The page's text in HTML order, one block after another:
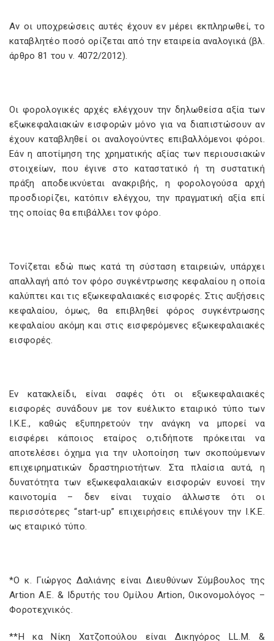
Αν οι υποχρεώσεις αυτές έχουν εν μέρει εκπληρωθεί, το
καταβλητέο ποσό ορίζεται από την εταιρεία αναλογικά (βλ.
άρθρο 81 του ν. 4072/2012).
Οι φορολογικές αρχές ελέγχουν την δηλωθείσα αξία των
εξωκεφαλαιακών εισφορών μόνο για να διαπιστώσουν αν
έχουν καταβληθεί οι αναλογούντες επιβαλλόμενοι φόροι.
Εάν η αποτίμηση της χρηματικής αξίας των περιουσιακών
στοιχείων, που έγινε στο καταστατικό ή τη συστατική
πράξη αποδεικνύεται ανακριβής, η φορολογούσα αρχή
προσδιορίζει, κατόπιν ελέγχου, την πραγματική αξία επί
της οποίας θα επιβάλλει τον φόρο.
Τονίζεται εδώ πως κατά τη σύσταση εταιρειών, υπάρχει
απαλλαγή από τον φόρο συγκέντρωσης κεφαλαίου η οποία
καλύπτει και τις εξωκεφαλαιακές εισφορές. Στις αυξήσεις
κεφαλαίου, όμως, θα επιβληθεί φόρος συγκέντρωσης
κεφαλαίου ακόμη και στις εισφερόμενες εξωκεφαλαιακές
εισφορές.
Εν κατακλείδι, είναι σαφές ότι οι εξωκεφαλαιακές
εισφορές συνάδουν με τον ευέλικτο εταιρικό τύπο των
Ι.Κ.Ε., καθώς εξυπηρετούν την ανάγκη να μπορεί να
εισφέρει κάποιος εταίρος ο,τιδήποτε πρόκειται να
αποτελέσει όχημα για την υλοποίηση των σκοπούμενων
επιχειρηματικών δραστηριοτήτων. Στα πλαίσια αυτά, η
δυνατότητα των εξωκεφαλαιακών εισφορών ευνοεί την
καινοτομία – δεν είναι τυχαίο άλλωστε ότι οι
περισσότερες “start-up” επιχειρήσεις επιλέγουν την Ι.Κ.Ε.
ως εταιρικό τύπο.
*O κ. Γιώργος Δαλιάνης είναι Διευθύνων Σύμβουλος της
Artion Α.Ε. & Ιδρυτής του Ομίλου Artion, Οικονομολόγος –
Φοροτεχνικός.
**H κα Νίκη Χατζοπούλου είναι Δικηγόρος LL.M. &